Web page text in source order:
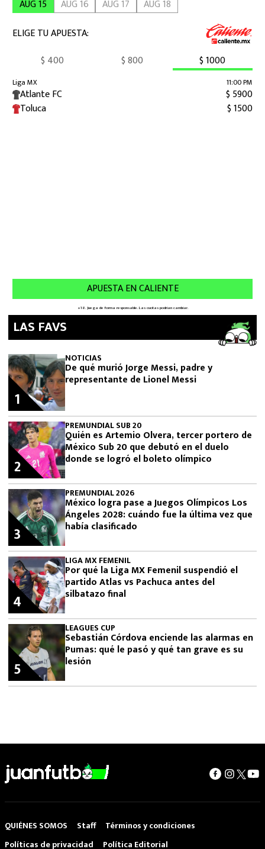
LAS FAVS
NOTICIAS
De qué murió Jorge Messi, padre y
representante de Lionel Messi
1
PREMUNDIAL SUB 20
Quién es Artemio Olvera, tercer portero de
México Sub 20 que debutó en el duelo
donde se logró el boleto olímpico
2
PREMUNDIAL 2026
México logra pase a Juegos Olímpicos Los
Ángeles 2028: cuándo fue la última vez que
había clasificado
3
LIGA MX FEMENIL
Por qué la Liga MX Femenil suspendió el
partido Atlas vs Pachuca antes del
silbatazo final
4
LEAGUES CUP
Sebastián Córdova enciende las alarmas en
Pumas: qué le pasó y qué tan grave es su
lesión
5
QUIÉNES SOMOS Staff
Términos y condiciones
Políticas de privacidad
Política Editorial